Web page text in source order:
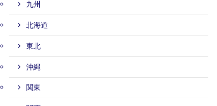
九州
北海道
東北
沖縄
関東